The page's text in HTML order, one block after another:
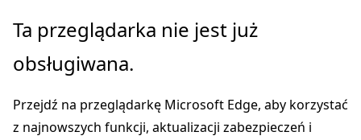
Przejdź
głównej
Ta przeglądarka nie jest już
obsługiwana.
Przejdź na przeglądarkę Microsoft Edge, aby korzystać
z najnowszych funkcji, aktualizacji zabezpieczeń i